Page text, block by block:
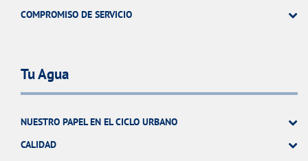
COMPROMISO DE SERVICIO
Tu Agua
NUESTRO PAPEL EN EL CICLO URBANO
CALIDAD